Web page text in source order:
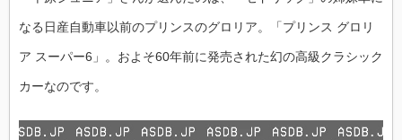
なる日産自動車以前のプリンスのグロリア。「プリンス グロリ
ア スーパー6」。およそ60年前に発売された幻の高級クラシック
カーなのです。